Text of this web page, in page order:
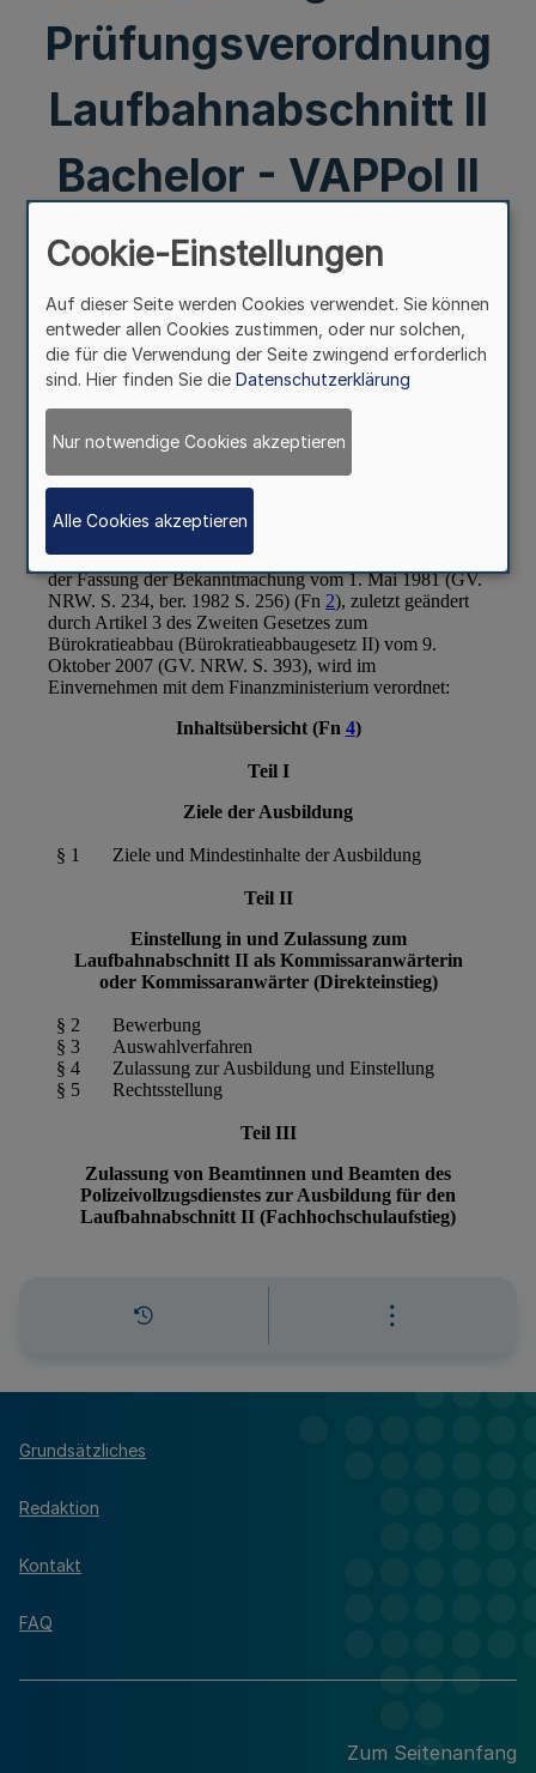
Prüfungsverordnung
Laufbahnabschnitt II
Bachelor - VAPPol II
Bachelor)
Grundsätzliches
Redaktion
Kontakt
FAQ
Zum Seitenanfang
Cookie-Einstellungen
Auf dieser Seite werden Cookies verwendet. Sie können
entweder allen Cookies zustimmen, oder nur solchen,
die für die Verwendung der Seite zwingend erforderlich
sind. Hier finden Sie die Datenschutzerklärung
Nur notwendige Cookies akzeptieren
Alle Cookies akzeptieren